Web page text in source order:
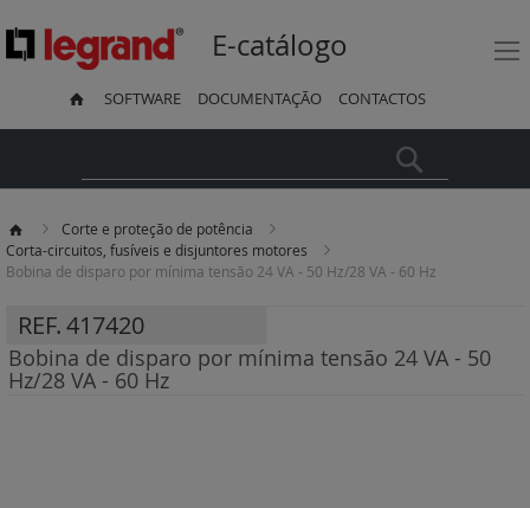
E-catálogo
SOFTWARE DOCUMENTAÇÃO CONTACTOS
Corte e proteção de potência
Corta-circuitos, fusíveis e disjuntores motores
Bobina de disparo por mínima tensão 24 VA - 50 Hz/28 VA - 60 Hz
REF.417420
Bobina de disparo por mínima tensão 24 VA - 50
Hz/28 VA - 60 Hz